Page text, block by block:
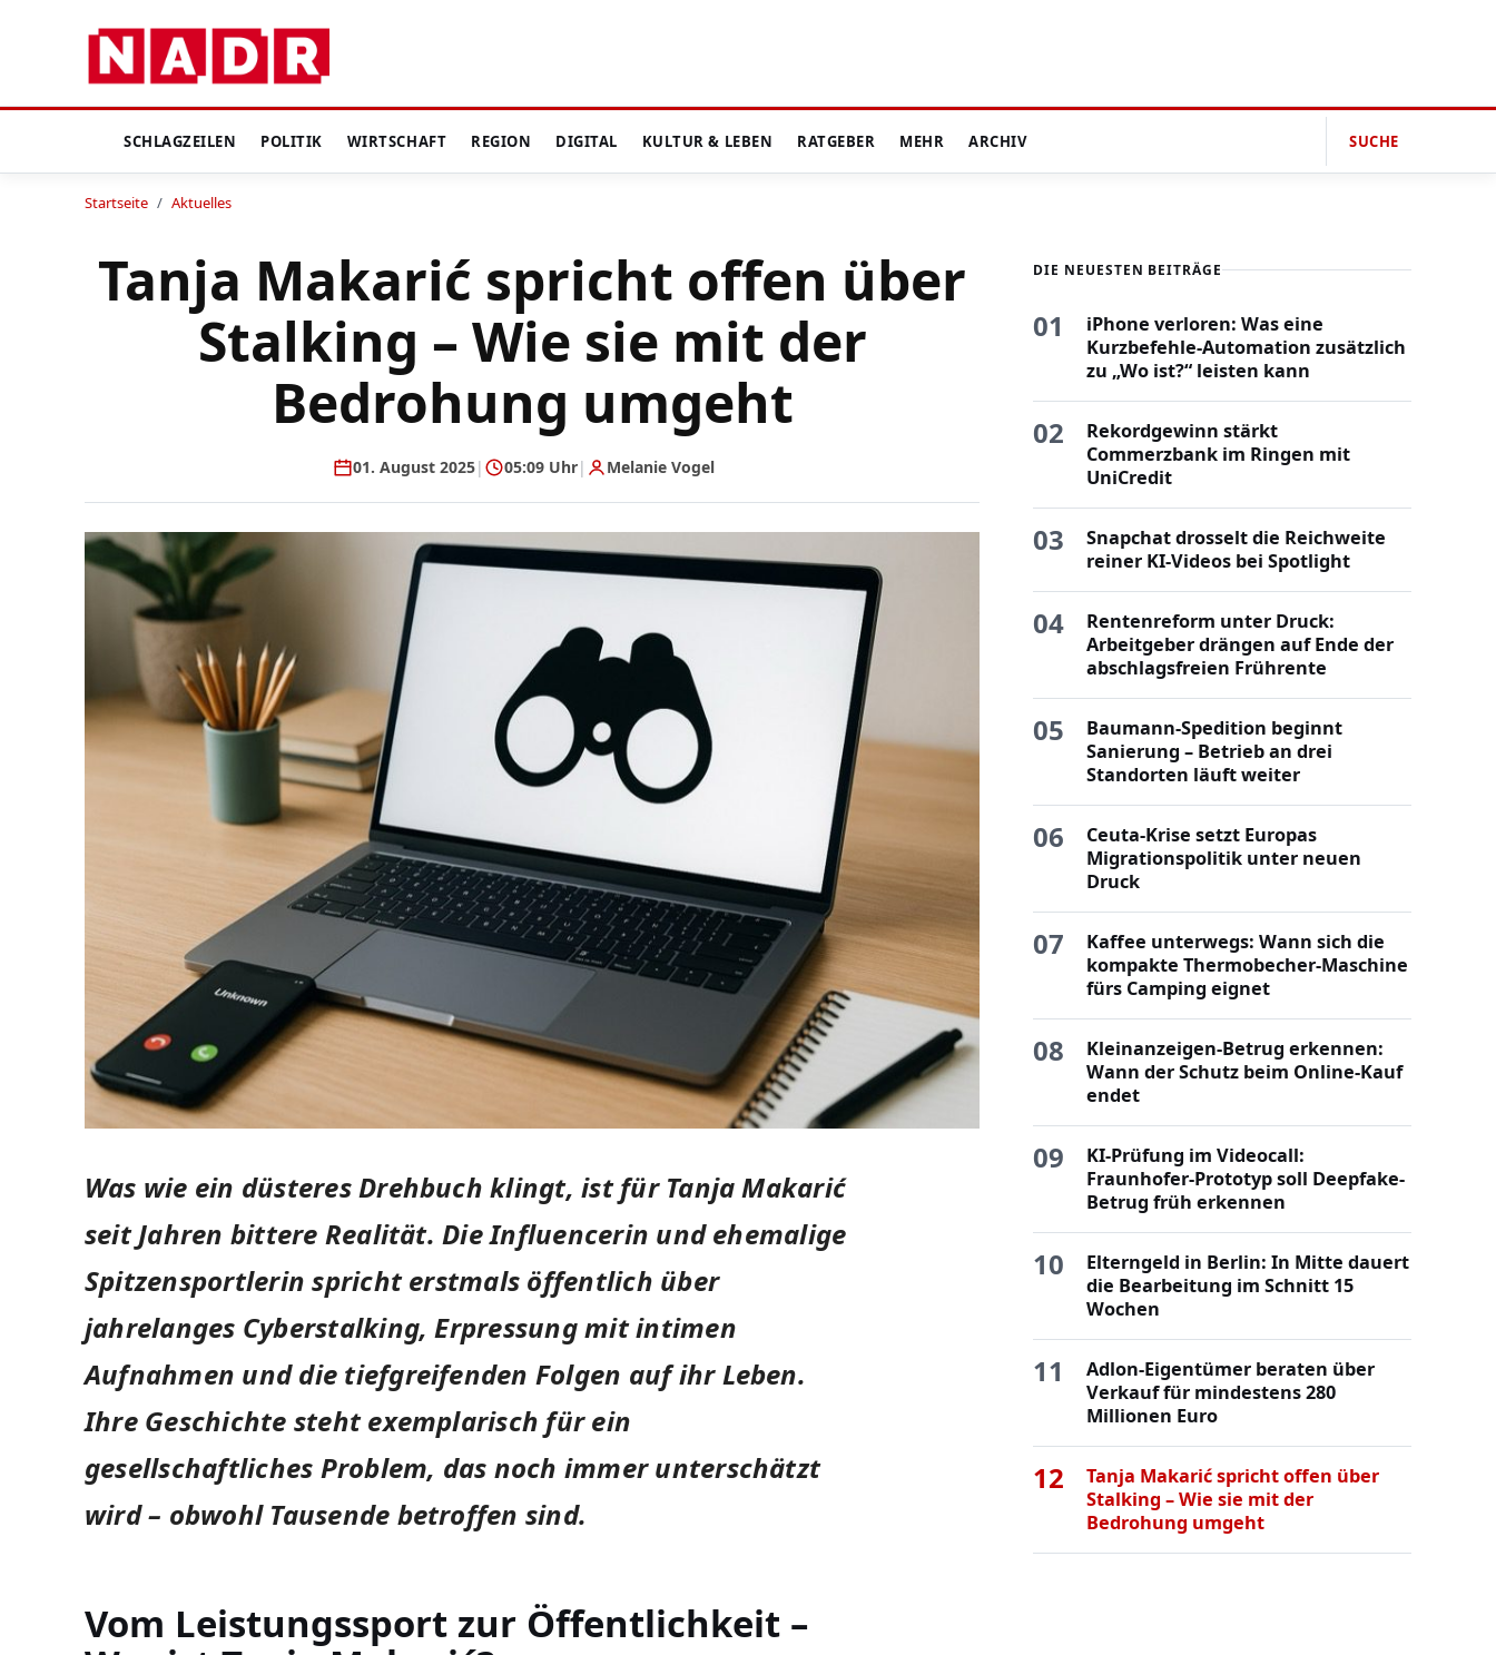
SCHLAGZEILEN POLITIK WIRTSCHAFT REGION DIGITAL KULTUR & LEBEN RATGEBER MEHR ARCHIV SUCHE
Startseite / Aktuelles
Tanja Makarić spricht offen über
Stalking – Wie sie mit der
Bedrohung umgeht
01. August 2025| 05:09 Uhr| Melanie Vogel
Was wie ein düsteres Drehbuch klingt, ist für Tanja Makarić
seit Jahren bittere Realität. Die Influencerin und ehemalige
Spitzensportlerin spricht erstmals öffentlich über
jahrelanges Cyberstalking, Erpressung mit intimen
Aufnahmen und die tiefgreifenden Folgen auf ihr Leben.
Ihre Geschichte steht exemplarisch für ein
gesellschaftliches Problem, das noch immer unterschätzt
wird – obwohl Tausende betroffen sind.
Vom Leistungssport zur Öffentlichkeit –
DIE NEUESTEN BEITRÄGE
01
iPhone verloren: Was eine
Kurzbefehle-Automation zusätzlich
zu „Wo ist?“ leisten kann
02
Rekordgewinn stärkt
Commerzbank im Ringen mit
UniCredit
03
Snapchat drosselt die Reichweite
reiner KI-Videos bei Spotlight
04
Rentenreform unter Druck:
Arbeitgeber drängen auf Ende der
abschlagsfreien Frührente
05
Baumann-Spedition beginnt
Sanierung – Betrieb an drei
Standorten läuft weiter
06
Ceuta-Krise setzt Europas
Migrationspolitik unter neuen
Druck
07
Kaffee unterwegs: Wann sich die
kompakte Thermobecher-Maschine
fürs Camping eignet
08
Kleinanzeigen-Betrug erkennen:
Wann der Schutz beim Online-Kauf
endet
09
KI-Prüfung im Videocall:
Fraunhofer-Prototyp soll Deepfake-
Betrug früh erkennen
10
Elterngeld in Berlin: In Mitte dauert
die Bearbeitung im Schnitt 15
Wochen
11
Adlon-Eigentümer beraten über
Verkauf für mindestens 280
Millionen Euro
12
Tanja Makarić spricht offen über
Stalking – Wie sie mit der
Bedrohung umgeht